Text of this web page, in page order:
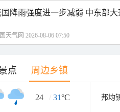
国降雨强度进一步减弱 中东部
天气网 2026-08-06 07:50
点 周边乡镇
24 / 31°C 邦均